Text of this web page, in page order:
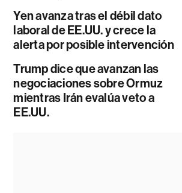
Yen avanza tras el débil dato
laboral de EE.UU. y crece la
alerta por posible intervención
Trump dice que avanzan las
negociaciones sobre Ormuz
mientras Irán evalúa veto a
EE.UU.